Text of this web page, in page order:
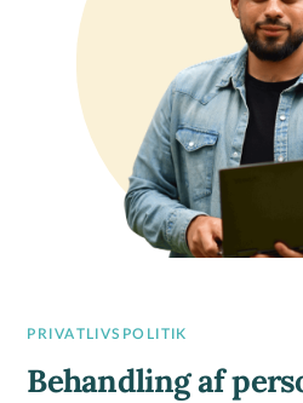
PRIVATLIVSPOLITIK
Behandling af